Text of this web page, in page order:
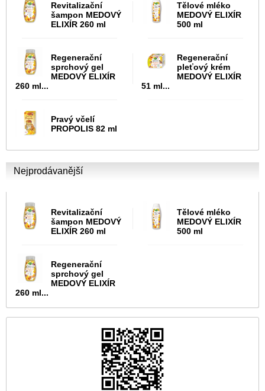
Revitalizační
šampon MEDOVÝ
ELIXÍR 260 ml
Tělové mléko
MEDOVÝ ELIXÍR
500 ml
Regenerační
sprchový gel
MEDOVÝ ELIXÍR
260 ml...
Regenerační
pleťový krém
MEDOVÝ ELIXÍR
51 ml...
Pravý včelí
PROPOLIS 82 ml
Nejprodávanější
Revitalizační
šampon MEDOVÝ
ELIXÍR 260 ml
Tělové mléko
MEDOVÝ ELIXÍR
500 ml
Regenerační
sprchový gel
MEDOVÝ ELIXÍR
260 ml...